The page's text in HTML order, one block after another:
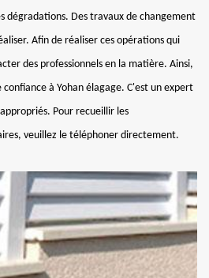
dégradations. Des travaux de changement
Afin de réaliser ces opérations qui
des professionnels en la matière. Ainsi,
à Yohan élagage. C'est un expert
Pour recueillir les
veuillez le téléphoner directement.